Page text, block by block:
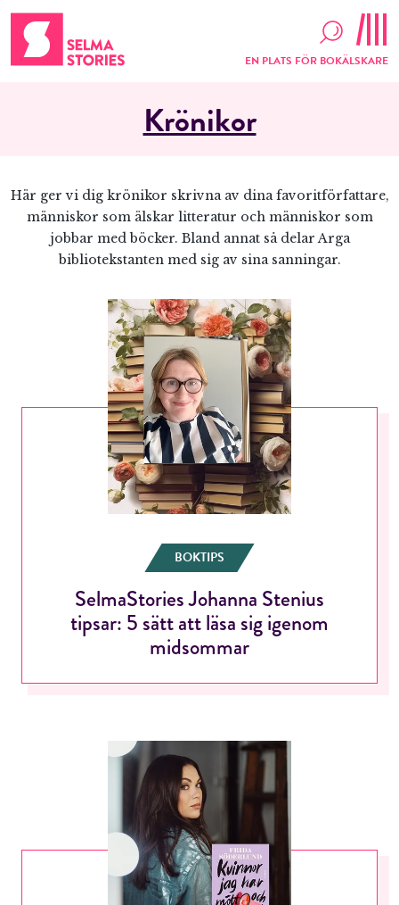
EN PLATS FÖR BOKÄLSKARE
Krönikor
Här ger vi dig krönikor skrivna av dina favoritförfattare,
människor som älskar litteratur och människor som
jobbar med böcker. Bland annat så delar Arga
bibliotekstanten med sig av sina sanningar.
BOKTIPS
SelmaStories Johanna Stenius
tipsar: 5 sätt att läsa sig igenom
midsommar